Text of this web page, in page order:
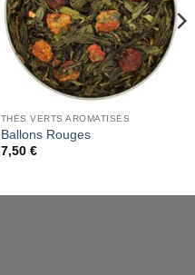
THÉS VERTS AROMATISÉS
Ballons Rouges
7,50 €